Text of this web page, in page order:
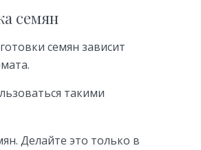
семян
семян зависит
такими
Делайте это только в